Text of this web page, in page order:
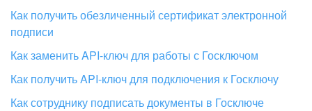
Как получить обезличенный сертификат электронной
подписи
Как заменить API-ключ для работы с Госключом
Как получить API-ключ для подключения к Госключу
Как сотруднику подписать документы в Госключе